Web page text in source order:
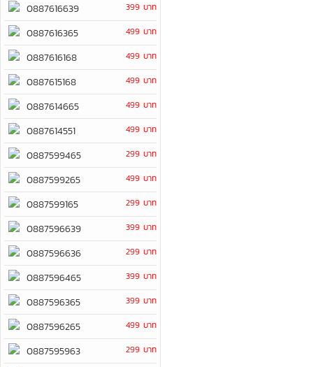
0887616639 399 บาท
0887616365 499 บาท
0887616168 499 บาท
0887615168 499 บาท
0887614665 499 บาท
0887614551 499 บาท
0887599465 299 บาท
0887599265 499 บาท
0887599165 299 บาท
0887596639 399 บาท
0887596636 299 บาท
0887596465 399 บาท
0887596365 399 บาท
0887596265 499 บาท
0887595963 299 บาท